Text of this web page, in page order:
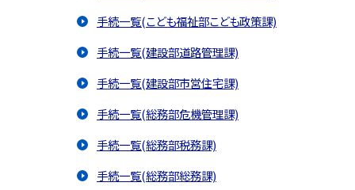
手続一覧(こども福祉部こども政策課)
手続一覧(建設部道路管理課)
手続一覧(建設部市営住宅課)
手続一覧(総務部危機管理課)
手続一覧(総務部税務課)
手続一覧(総務部総務課)